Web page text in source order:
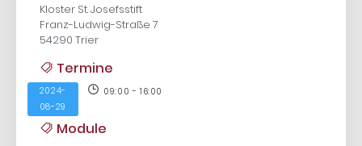
Kloster St. Josefsstift
Franz-Ludwig-Straße 7
54290 Trier
Termine
2024-
08-29
09:00 - 16:00
Module